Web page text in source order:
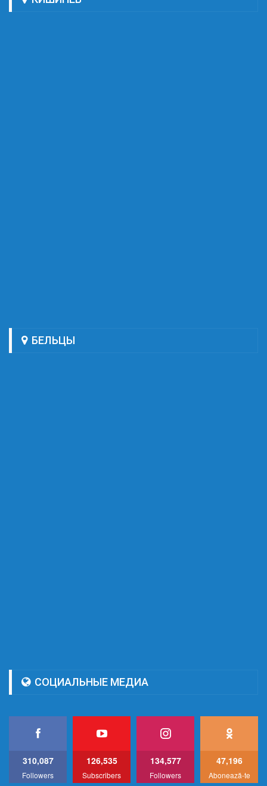
БЕЛЬЦЫ
СОЦИАЛЬНЫЕ МЕДИА
310,087
Followers
126,535
Subscribers
134,577
Followers
47,196
Abonează-te